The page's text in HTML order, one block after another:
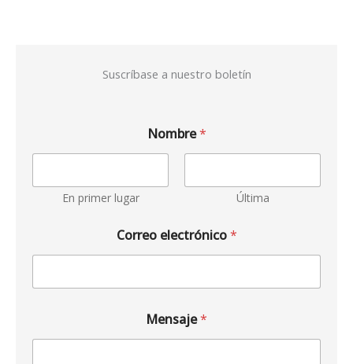
Suscríbase a nuestro boletín
Nombre*
En primer lugar Última
Correo electrónico*
Mensaje*